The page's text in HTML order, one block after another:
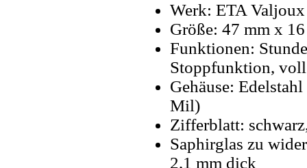
Werk: ETA
Größe: 47 mm x
Funktionen:
Stoppfunktion,
Gehäuse:
Mil)
Zifferblatt:
Saphirglas zu
2,1 mm dick